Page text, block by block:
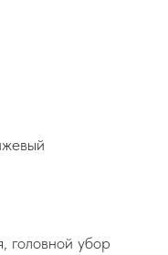
головной убор